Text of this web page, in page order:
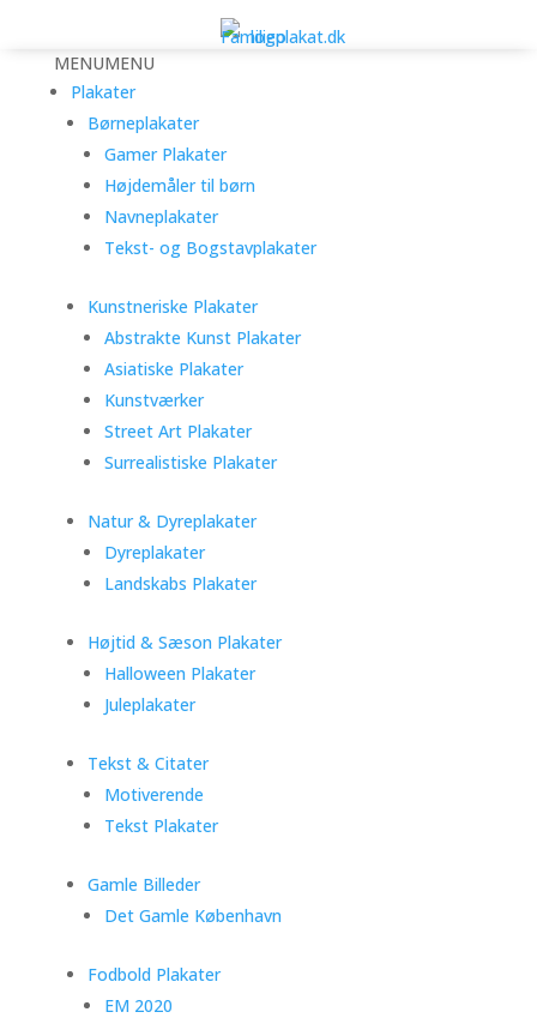
MENUMENU
Plakater
Børneplakater
Gamer Plakater
Højdemåler til børn
Navneplakater
Tekst- og Bogstavplakater
Kunstneriske Plakater
Abstrakte Kunst Plakater
Asiatiske Plakater
Kunstværker
Street Art Plakater
Surrealistiske Plakater
Natur & Dyreplakater
Dyreplakater
Landskabs Plakater
Højtid & Sæson Plakater
Halloween Plakater
Juleplakater
Tekst & Citater
Motiverende
Tekst Plakater
Gamle Billeder
Det Gamle København
Fodbold Plakater
EM 2020